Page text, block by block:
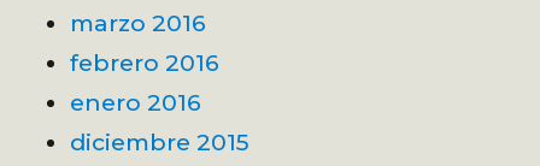
marzo 2016
febrero 2016
enero 2016
diciembre 2015